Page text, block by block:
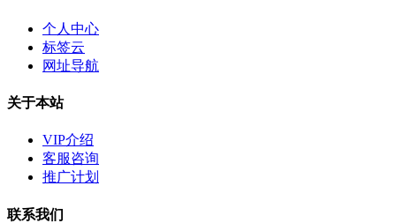
个人中心
标签云
网址导航
关于本站
VIP介绍
客服咨询
推广计划
联系我们